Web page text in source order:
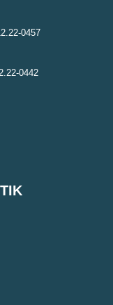
0457
0442